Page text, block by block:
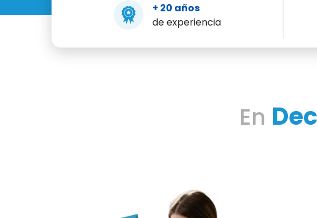
+ 20 años
de experiencia
En